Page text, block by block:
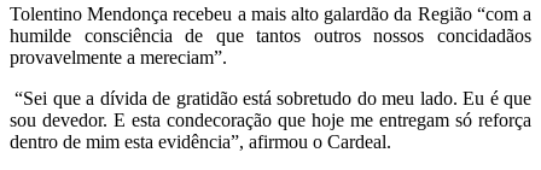
Tolentino Mendonça recebeu a mais alto galardão da Região “com a
humilde consciência de que tantos outros nossos concidadãos
provavelmente a mereciam”.
“Sei que a dívida de gratidão está sobretudo do meu lado. Eu é que
sou devedor. E esta condecoração que hoje me entregam só reforça
dentro de mim esta evidência”, afirmou o Cardeal.